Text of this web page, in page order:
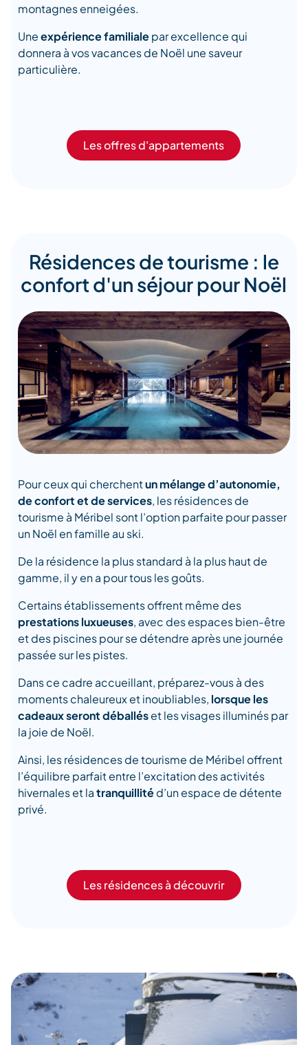
montagnes enneigées.
Uneexpérience familialepar excellence qui
donnera à vos vacances de Noël une saveur
particulière.
Les offres d'appartements
Résidences de tourisme : le
confort d'un séjour pour Noël
Pour ceux qui cherchentun mélange d’autonomie,
de confort et de services, les résidences de
tourisme à Méribel sont l’option parfaite pour passer
un Noël en famille au ski.
De la résidence la plus standard à la plus haut de
gamme, il y en a pour tous les goûts.
Certains établissements offrent même des
prestations luxueuses, avec des espaces bien-être
et des piscines pour se détendre après une journée
passée sur les pistes.
Dans ce cadre accueillant, préparez-vous à des
moments chaleureux et inoubliables, lorsque les
cadeaux seront déballéset les visages illuminés par
la joie de Noël.
Ainsi, les résidences de tourisme de Méribel offrent
l’équilibre parfait entre l’excitation des activités
hivernales et latranquillitéd’un espace de détente
privé.
Les résidences à découvrir